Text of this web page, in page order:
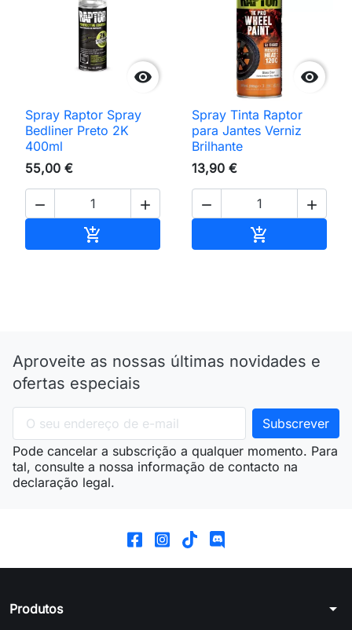

Spray Raptor Spray
Bedliner Preto 2K
400ml
55,00 €
 


Spray Tinta Raptor
para Jantes Verniz
Brilhante
13,90 €
 

Aproveite as nossas últimas novidades e
ofertas especiais
Pode cancelar a subscrição a qualquer momento. Para
tal, consulte a nossa informação de contacto na
declaração legal.
Produtos arrow_drop_down